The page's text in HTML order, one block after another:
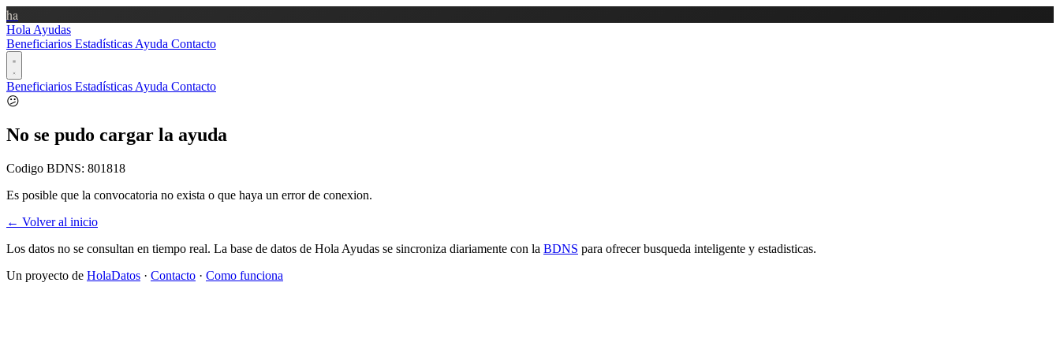
ha
Hola Ayudas
Beneficiarios Estadísticas Ayuda Contacto
Beneficiarios Estadísticas Ayuda Contacto
😕
No se pudo cargar la ayuda
Codigo BDNS: 801818
Es posible que la convocatoria no exista o que haya un error de conexion.
← Volver al inicio
Los datos no se consultan en tiempo real. La base de datos de Hola Ayudas se sincroniza diariamente con la BDNS para ofrecer busqueda inteligente y estadisticas.
Un proyecto de HolaDatos · Contacto · Como funciona